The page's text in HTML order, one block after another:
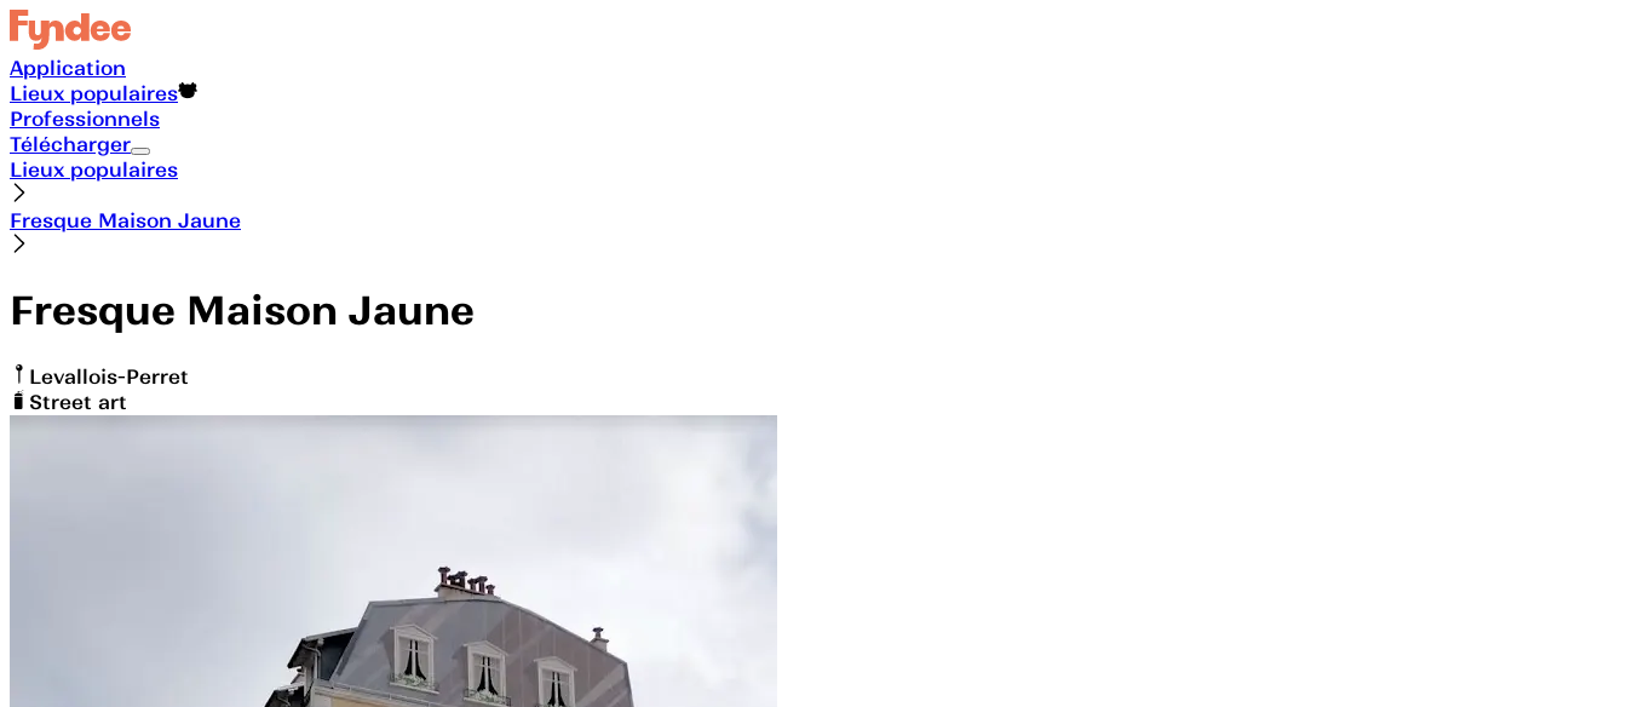
Application
Lieux populaires
Professionnels
Télécharger
Lieux populaires
Fresque Maison Jaune
Fresque Maison Jaune
Levallois-Perret
Street art